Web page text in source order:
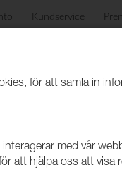
Kundservice
för att samla in
med vår
att hjälpa oss att visa